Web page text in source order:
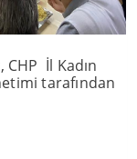
CHP İl Kadın
tarafından